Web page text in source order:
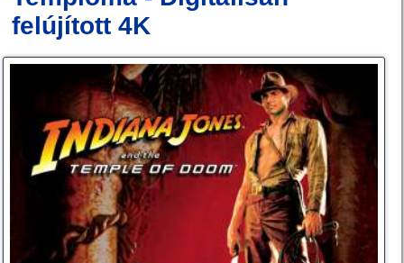
felújított 4K